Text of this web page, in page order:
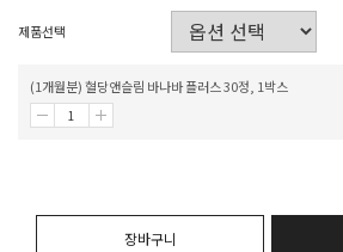
제품선택
(1개월분) 혈당앤슬림 바나바 플러스 30정, 1박스
장바구니